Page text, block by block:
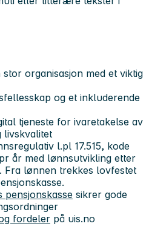
organisasjon med et viktig
og et inkluderende
tjeneste for ivaretakelse av
livskvalitet
l.pl 17.515, kode
år med lønnsutvikling etter
Fra lønnen trekkes lovfestet
pensjonskasse sikrer gode
fordeler på uis.no